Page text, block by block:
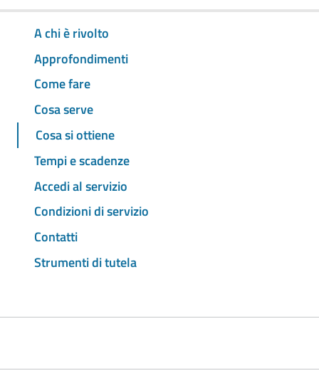
A chi è rivolto
Approfondimenti
Come fare
Cosa serve
Cosa si ottiene
Tempi e scadenze
Accedi al servizio
Condizioni di servizio
Contatti
Strumenti di tutela